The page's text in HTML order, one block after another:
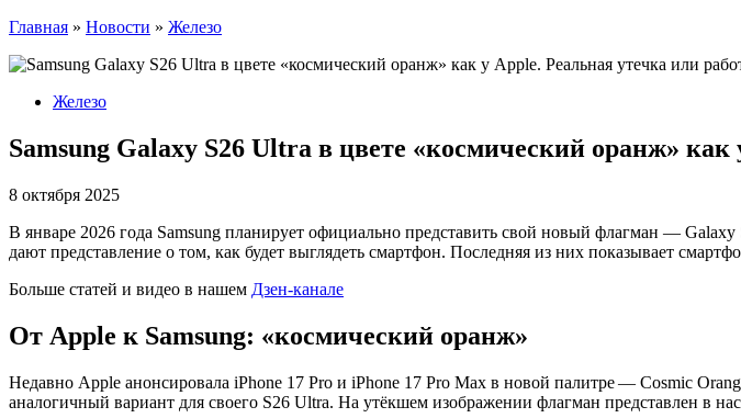
Главная » Новости » Железо
Железо
Samsung Galaxy S26 Ultra в цвете «космический оранж»
8 октября 2025
В январе 2026 года Samsung планирует официально представить свой новый флагман —
дают представление о том, как будет выглядеть смартфон. Последняя из них показывает
Больше статей и видео в нашем Дзен-канале
От Apple к Samsung: «космический оранж»
Недавно Apple анонсировала iPhone 17 Pro и iPhone 17 Pro Max в новой палитре — Cosmic
аналогичный вариант для своего S26 Ultra. На утёкшем изображении флагман представлен в